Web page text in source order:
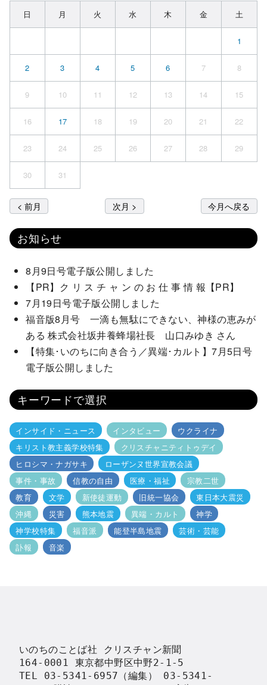
日 月 火 水 木 金 土
1
2 3 4 5 6 7 8
9 10 11 12 13 14 15
16 17 18 19 20 21 22
23 24 25 26 27 28 29
30 31
< 前月 次月 > 今月へ戻る
お知らせ
8月9日号電子版公開しました
【PR】ク リ ス チ ャ ン の お 仕 事 情 報【PR】
7月19日号電子版公開しました
福音版8月号 一滴も無駄にできない、神様の恵みが
ある 株式会社坂井養蜂場社長 山口みゆき さん
【特集･いのちに向き合う／異端･カルト】7月5日号
電子版公開しました
キーワードで選択
インサイド・ニュース インタビュー
ウクライナ
キリスト教主義学校特集
クリスチャニティトゥデイ
ヒロシマ・ナガサキ
ローザンヌ世界宣教会議
事件・事故
信教の自由 医療・福祉
宗教二世
教育
文学 新使徒運動 旧統一協会
東日本大震災
沖縄
災害 熊本地震 異端・カルト
神学
神学校特集
福音派 能登半島地震
芸術・芸能
訃報
音楽
いのちのことば社 クリスチャン新聞
164-0001 東京都中野区中野2-1-5
TEL 03-5341-6957（編集） 03-5341-